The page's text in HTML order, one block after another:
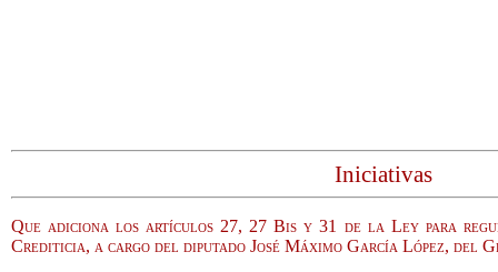
Iniciativas
Que adiciona los artículos 27, 27 Bis y 31 de la Ley para
Crediticia, a cargo del diputado José Máximo García López, del